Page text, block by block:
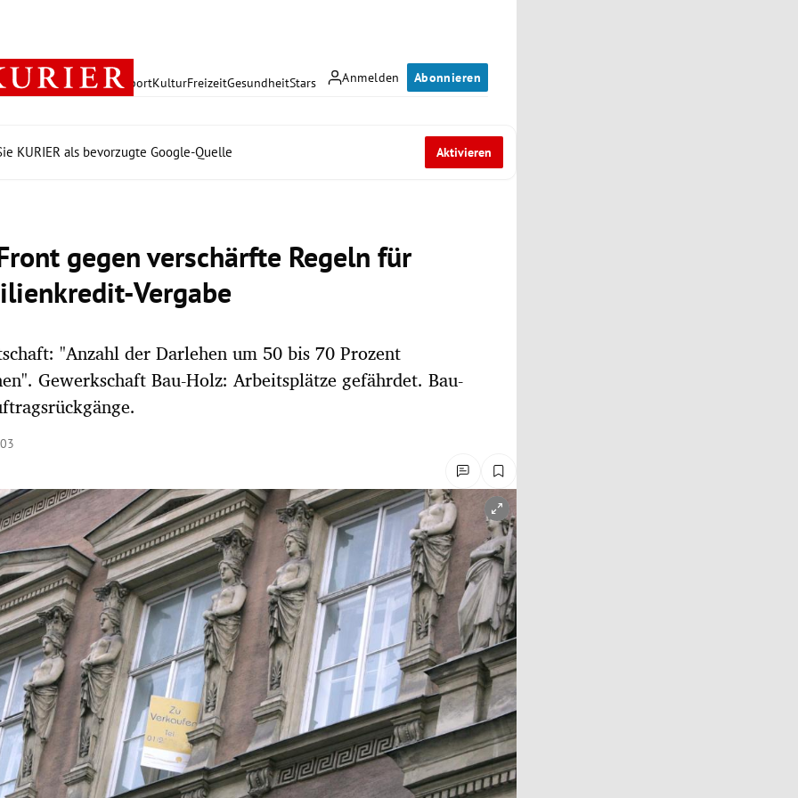
Anmelden Abonnieren
PolitikWirtschaft SportKulturFreizeitGesundheitStars
KURIER als bevorzugte Google-Quelle Aktivieren
gegen verschärfte Regeln für
Vergabe
"Anzahl der Darlehen um 50 bis 70 Prozent
Gewerkschaft Bau-Holz: Arbeitsplätze gefährdet. Bau-
öffnen/schließen